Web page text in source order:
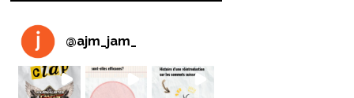
@ajm_jam_